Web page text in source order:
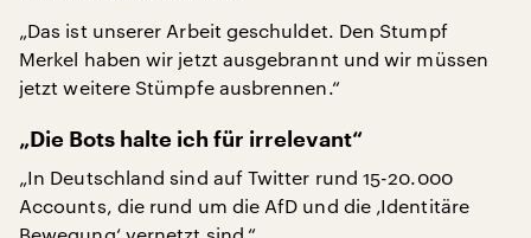
„Das ist unserer Arbeit geschuldet. Den Stumpf
Merkel haben wir jetzt ausgebrannt und wir müssen
jetzt weitere Stümpfe ausbrennen.“
„Die Bots halte ich für irrelevant“
„In Deutschland sind auf Twitter rund 15-20.000
Accounts, die rund um die AfD und die ‚Identitäre